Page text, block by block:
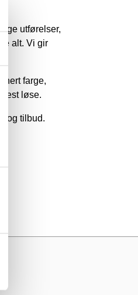
utførelser,
alt. Vi gir
farge,
løse.
og tilbud.